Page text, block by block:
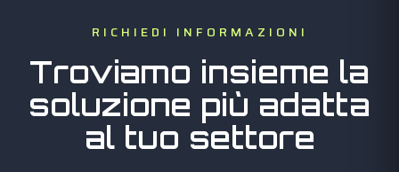
RICHIEDI INFORMAZIONI
Troviamo insieme la
soluzione più adatta
al tuo settore